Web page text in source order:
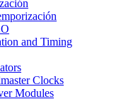
and Timing
Clocks
Modules